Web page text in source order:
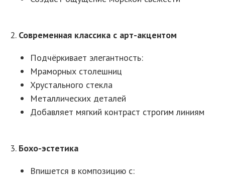
2. Современная классика с арт-акцентом
Подчёркивает элегантность:
Мраморных столешниц
Хрустального стекла
Металлических деталей
Добавляет мягкий контраст строгим линиям
3. Бохо-эстетика
Впишется в композицию с: